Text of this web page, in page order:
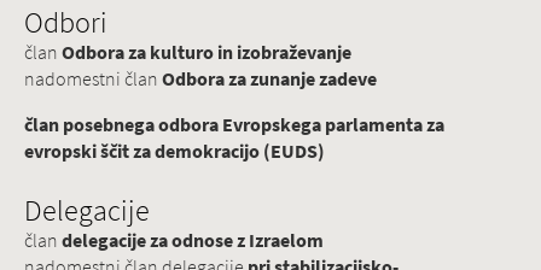
Odbori
članOdbora za kulturo in izobraževanje
nadomestni članOdbora za zunanje zadeve
član posebnega odbora Evropskega parlamenta za
evropski ščit za demokracijo (EUDS)
Delegacije
člandelegacije za odnose z Izraelom